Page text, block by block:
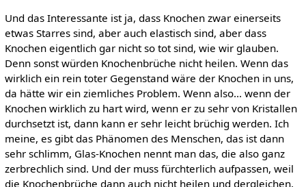
Und das Interessante ist ja, dass Knochen zwar einerseits
etwas Starres sind, aber auch elastisch sind, aber dass
Knochen eigentlich gar nicht so tot sind, wie wir glauben.
Denn sonst würden Knochenbrüche nicht heilen. Wenn das
wirklich ein rein toter Gegenstand wäre der Knochen in uns,
da hätte wir ein ziemliches Problem. Wenn also... wenn der
Knochen wirklich zu hart wird, wenn er zu sehr von Kristallen
durchsetzt ist, dann kann er sehr leicht brüchig werden. Ich
meine, es gibt das Phänomen des Menschen, das ist dann
sehr schlimm, Glas-Knochen nennt man das, die also ganz
zerbrechlich sind. Und der muss fürchterlich aufpassen, weil
die Knochenbrüche dann auch nicht heilen und dergleichen.